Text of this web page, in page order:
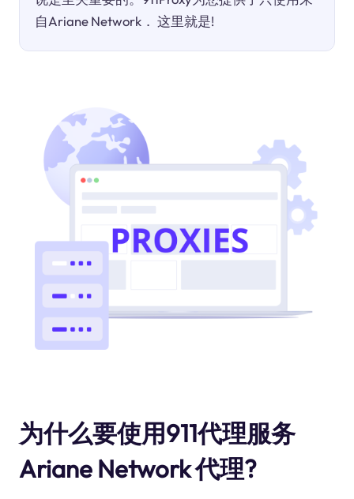
自Ariane Network． 这里就是!
为什么要使用911代理服务
Ariane Network 代理?